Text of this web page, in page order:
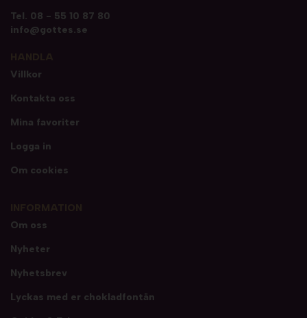
Tel. 08 - 55 10 87 80
info@gottes.se
Villkor
Kontakta oss
Mina favoriter
Logga in
Om cookies
Om oss
Nyheter
Nyhetsbrev
Lyckas med er chokladfontän